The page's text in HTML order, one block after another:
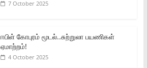
7 October 2025
ஈபிள் கோபுரம் மூடல்..சுற்றுலா பயணிகள்
ஏமாற்றம்!
4 October 2025